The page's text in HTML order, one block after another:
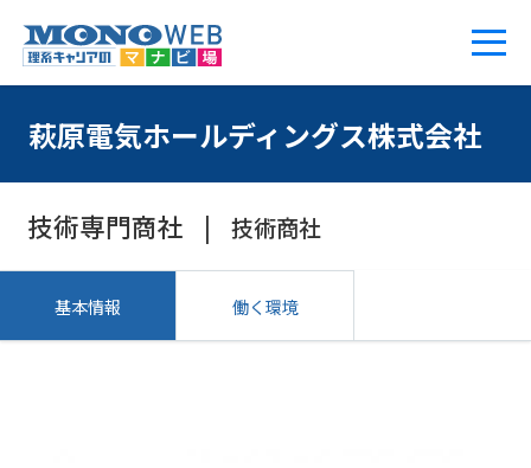
萩原電気ホールディングス株式会社
技術専門商社 技術商社
基本情報 働く環境